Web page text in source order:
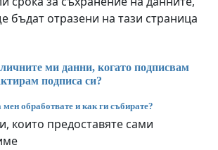
бъдат отразени на тази страница
ми данни, когато подписвам
подписа си?
обработвате и как ги събирате?
които предоставяте сами